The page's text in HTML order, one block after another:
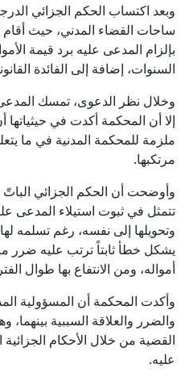
وبعد اكتساب الحكم الجزائي
ساحات القضاء المدني، حيث
بإلزام المدعى عليه برد قيمة
السنوات، إضافة إلى الفائدة
وخلال نظر الدعوى، تمسك
إلا أن المحكمة أكدت في حيثياتها
ملزمة للمحكمة المدنية في ما
مرتكبها.
وأوضحت أن الحكم الجزائي
تتمثل في ثبوت استيلاء المدعى
وتحويلها إلى نفسه، رغم تسلمه
يشكل خطأ ثابتاً ترتب عليه ضرر
أمواله، ومن الانتفاع بها طوال
وأكدت المحكمة أن المسؤولية
والضرر والعلاقة السببية
القضية من خلال الأحكام الجزائية
عليه.